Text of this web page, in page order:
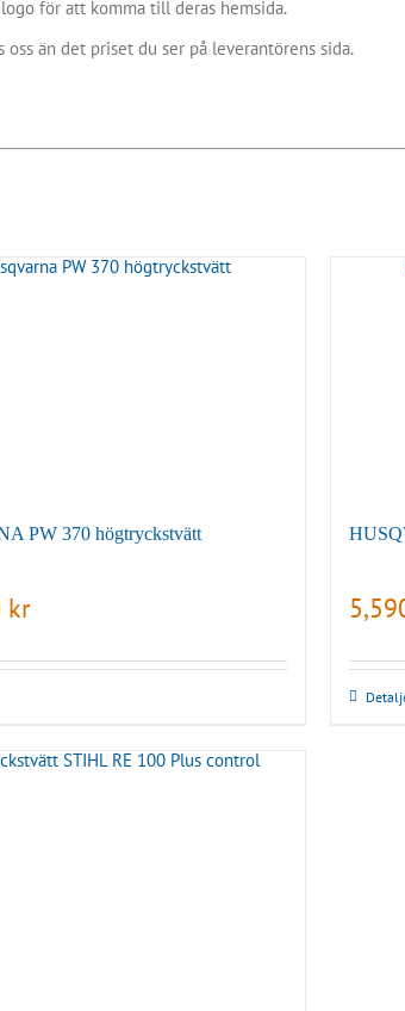
för att komma till deras hemsida.
än det priset du ser på leverantörens sida.
PW 370 högtryckstvätt
kr